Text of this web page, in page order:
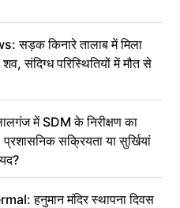
सड़क किनारे तालाब में मिला
शव, संदिग्ध परिस्थितियों में मौत से
में SDM के निरीक्षण का
प्रशासनिक सक्रियता या सुर्खियां
हनुमान मंदिर स्थापना दिवस